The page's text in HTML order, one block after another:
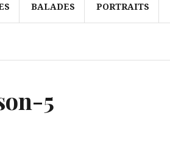
BALADES PORTRAITS
5